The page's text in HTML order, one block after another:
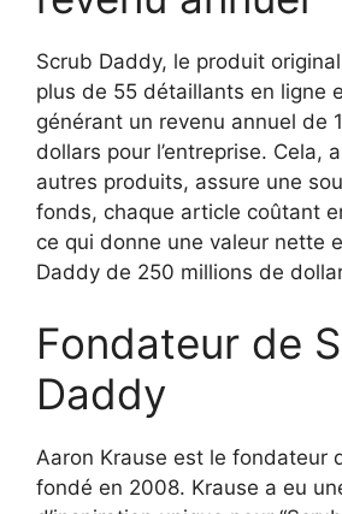
Scrub Daddy, le produit
plus de 55 détaillants en ligne
générant un revenu annuel de
dollars pour l’entreprise. Cela,
autres produits, assure une
fonds, chaque article coûtant
ce qui donne une valeur nette
Daddy de 250 millions de
Fondateur de
Daddy
Aaron Krause est le fondateur
fondé en 2008. Krause a eu